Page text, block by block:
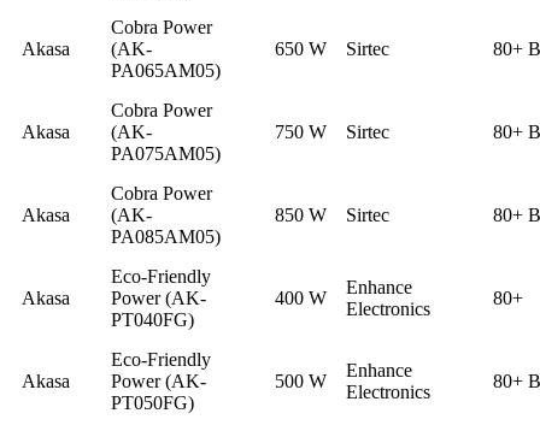
Akasa
Cobra Power
(AK-
PA065AM05)
650 W Sirtec 80+
Akasa
Cobra Power
(AK-
PA075AM05)
750 W Sirtec 80+
Akasa
Cobra Power
(AK-
PA085AM05)
850 W Sirtec 80+
Akasa
Eco-Friendly
Power (AK-
PT040FG)
400 W
Enhance
Electronics
80+
Akasa
Eco-Friendly
Power (AK-
PT050FG)
500 W
Enhance
Electronics
80+